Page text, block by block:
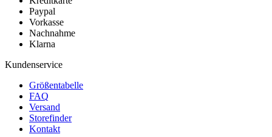
Paypal
Vorkasse
Nachnahme
Klarna
Kundenservice
Größentabelle
FAQ
Versand
Storefinder
Kontakt